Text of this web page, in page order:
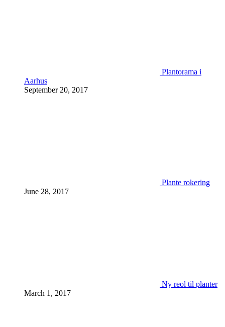
Plantorama i
Aarhus
September 20, 2017
Plante rokering
June 28, 2017
Ny reol til planter
March 1, 2017